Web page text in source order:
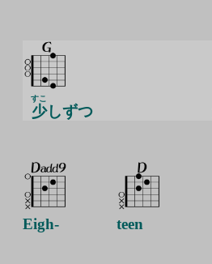
少
すこ
しずつ
Eigh- teen